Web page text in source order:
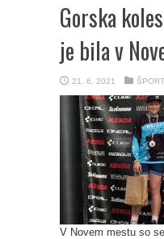
Gorska
je bila v
21. 6. 2021 ŠPORT
V Novem mestu so